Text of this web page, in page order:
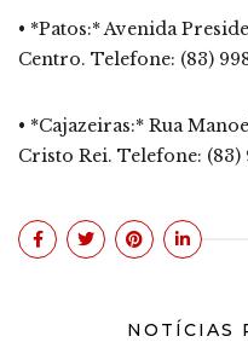
• *Patos:* Avenida
Centro. Telefone: (83)
• *Cajazeiras:* Rua
Cristo Rei. Telefone: (83)
NOTÍCIAS